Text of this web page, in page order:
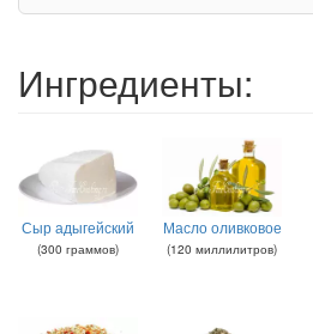
Ингредиенты:
Сыр адыгейский
(300 граммов)
Масло оливковое
(120 миллилитров)